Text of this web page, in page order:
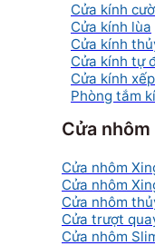
Cửa kính
Cửa kính lùa
Cửa kính
Cửa kính tự
Cửa kính
Phòng tắm
Cửa nhôm
Cửa nhôm
Cửa nhôm
Cửa nhôm
Cửa trượt
Cửa nhôm